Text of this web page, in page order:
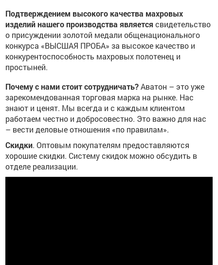
Подтверждением высокого качества махровых
изделий нашего производства является свидетельство
о присуждении золотой медали общенационального
конкурса «ВЫСШАЯ ПРОБА» за высокое качество и
конкурентоспособность махровых полотенец и
простыней.
Почему с нами стоит сотрудничать?Аватон – это уже
зарекомендованная торговая марка на рынке. Нас
знают и ценят. Мы всегда и с каждым клиентом
работаем честно и добросовестно. Это важно для нас
– вести деловые отношения «по правилам».
Скидки. Оптовым покупателям предоставляются
хорошие скидки. Систему скидок можно обсудить в
отделе реализации.